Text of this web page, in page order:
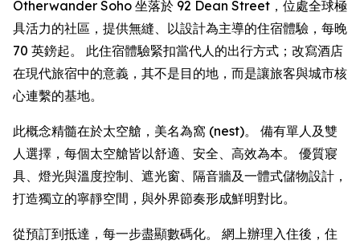
Otherwander Soho 坐落於 92 Dean Street，位處全球極
具活力的社區，提供無縫、以設計為主導的住宿體驗，每晚
70 英鎊起。 此住宿體驗緊扣當代人的出行方式；改寫酒店
在現代旅宿中的意義，其不是目的地，而是讓旅客與城市核
心連繫的基地。
此概念精髓在於太空艙，美名為窩 (nest)。 備有單人及雙
人選擇，每個太空艙皆以舒適、安全、高效為本。 優質寢
具、燈光與溫度控制、遮光窗、隔音牆及一體式儲物設計，
打造獨立的寧靜空間，與外界節奏形成鮮明對比。
從預訂到抵達，每一步盡顯數碼化。 網上辦理入住後，住